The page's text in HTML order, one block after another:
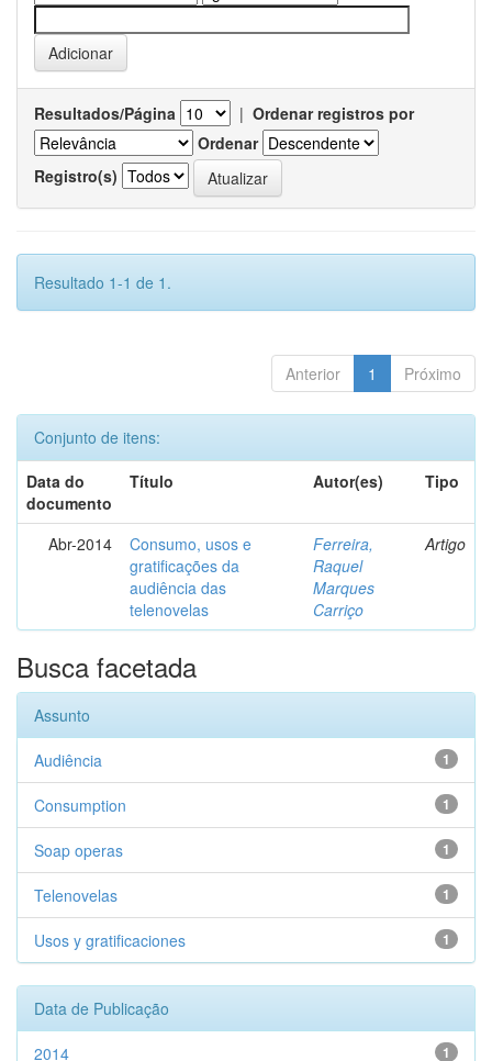
Resultados/Página | Ordenar registros por
Ordenar
Registro(s)
Resultado 1-1 de 1.
Anterior 1 Próximo
Conjunto de itens:
Data do
documento
Título Autor(es) Tipo
Abr-2014
Consumo, usos e
gratificações da
audiência das
telenovelas
Ferreira,
Raquel
Marques
Carriço
Artigo
Busca facetada
Assunto
1
Audiência
1
Consumption
1
Soap operas
1
Telenovelas
1
Usos y gratificaciones
Data de Publicação
1
2014